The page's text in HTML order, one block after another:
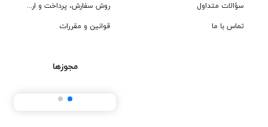
سؤالات متداول
تماس با ما
روش سفارش، پرداخت و ارسال
قوانین و مقررات
مجوزها